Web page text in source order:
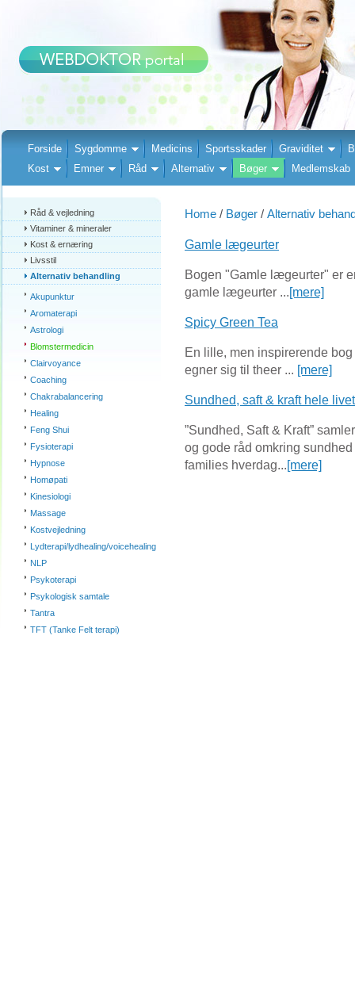
Forside Sygdomme Medicins Sportsskader Graviditet
Kost
Emner Råd Alternativ Bøger Medlemskab
Råd & vejledning
Vitaminer & mineraler
Kost & ernæring
Livsstil
Alternativ behandling
Akupunktur
Aromaterapi
Astrologi
Blomstermedicin
Clairvoyance
Coaching
Chakrabalancering
Healing
Feng Shui
Fysioterapi
Hypnose
Homøpati
Kinesiologi
Massage
Kostvejledning
Lydterapi/lydhealing/voicehealing
NLP
Psykoterapi
Psykologisk samtale
Tantra
TFT (Tanke Felt terapi)
Home / Bøger / Alternativ
Gamle lægeurter
Bogen "Gamle lægeurter" er
gamle lægeurter ...[mere]
Spicy Green Tea
En lille, men inspirerende
egner sig til theer ... [mere]
Sundhed, saft & kraft hele livet
”Sundhed, Saft & Kraft”
og gode råd omkring
families hverdag...[mere]